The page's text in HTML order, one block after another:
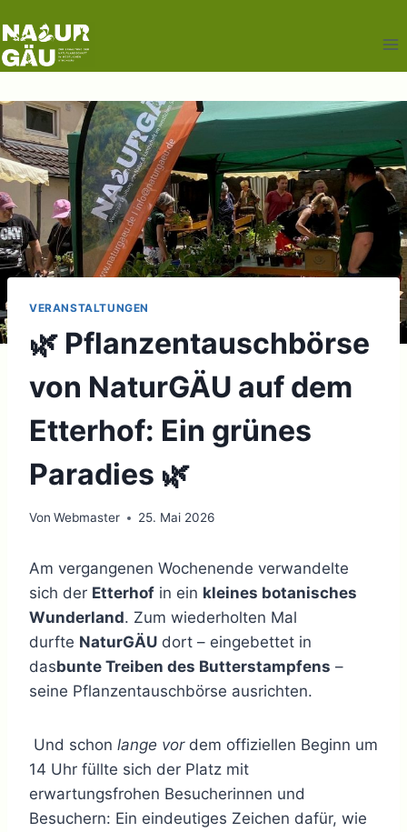
Inhalt
springen
VERANSTALTUNGEN
🌿 Pflanzentauschbörse
von NaturGÄU auf dem
Etterhof: Ein grünes
Paradies 🌿
Von Webmaster 25. Mai 2026
Am vergangenen Wochenende verwandelte
sich der Etterhof in ein kleines botanisches
Wunderland. Zum wiederholten Mal
durfte NaturGÄU dort – eingebettet in
dasbunte Treiben des Butterstampfens –
seine Pflanzentauschbörse ausrichten.
Und schon lange vordem offiziellen Beginn um
14 Uhr füllte sich der Platz mit
erwartungsfrohen Besucherinnen und
Besuchern: Ein eindeutiges Zeichen dafür, wie